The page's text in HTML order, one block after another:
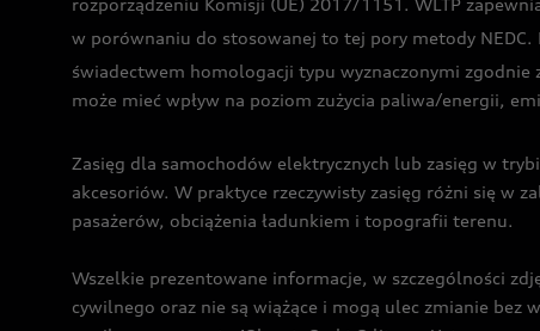
rozporządzeniu Komisji (UE) 2017/1151. WLTP
w porównaniu do stosowanej to tej pory metody
świadectwem homologacji typu wyznaczonymi zgodnie
może mieć wpływ na poziom zużycia paliwa/energii,
Zasięg dla samochodów elektrycznych lub zasięg w
akcesoriów. W praktyce rzeczywisty zasięg różni się w
pasażerów, obciążenia ładunkiem i topografii terenu.
Wszelkie prezentowane informacje, w szczególności
cywilnego oraz nie są wiążące i mogą ulec zmianie